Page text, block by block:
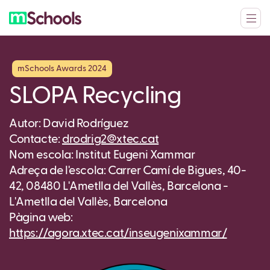
mSchools Awards 2024
SLOPA Recycling
Autor: David Rodríguez
Contacte: drodrig2@xtec.cat
Nom escola: Institut Eugeni Xammar
Adreça de l'escola: Carrer Camí de Bigues, 40-
42, 08480 L'Ametlla del Vallès, Barcelona -
L'Ametlla del Vallès, Barcelona
Pàgina web:
https://agora.xtec.cat/inseugenixammar/